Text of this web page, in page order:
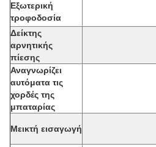
Εξωτερική
τροφοδοσία
Δείκτης
αρνητικής
πίεσης
Αναγνωρίζει
αυτόματα τις
χορδές της
μπαταρίας
Μεικτή εισαγωγή